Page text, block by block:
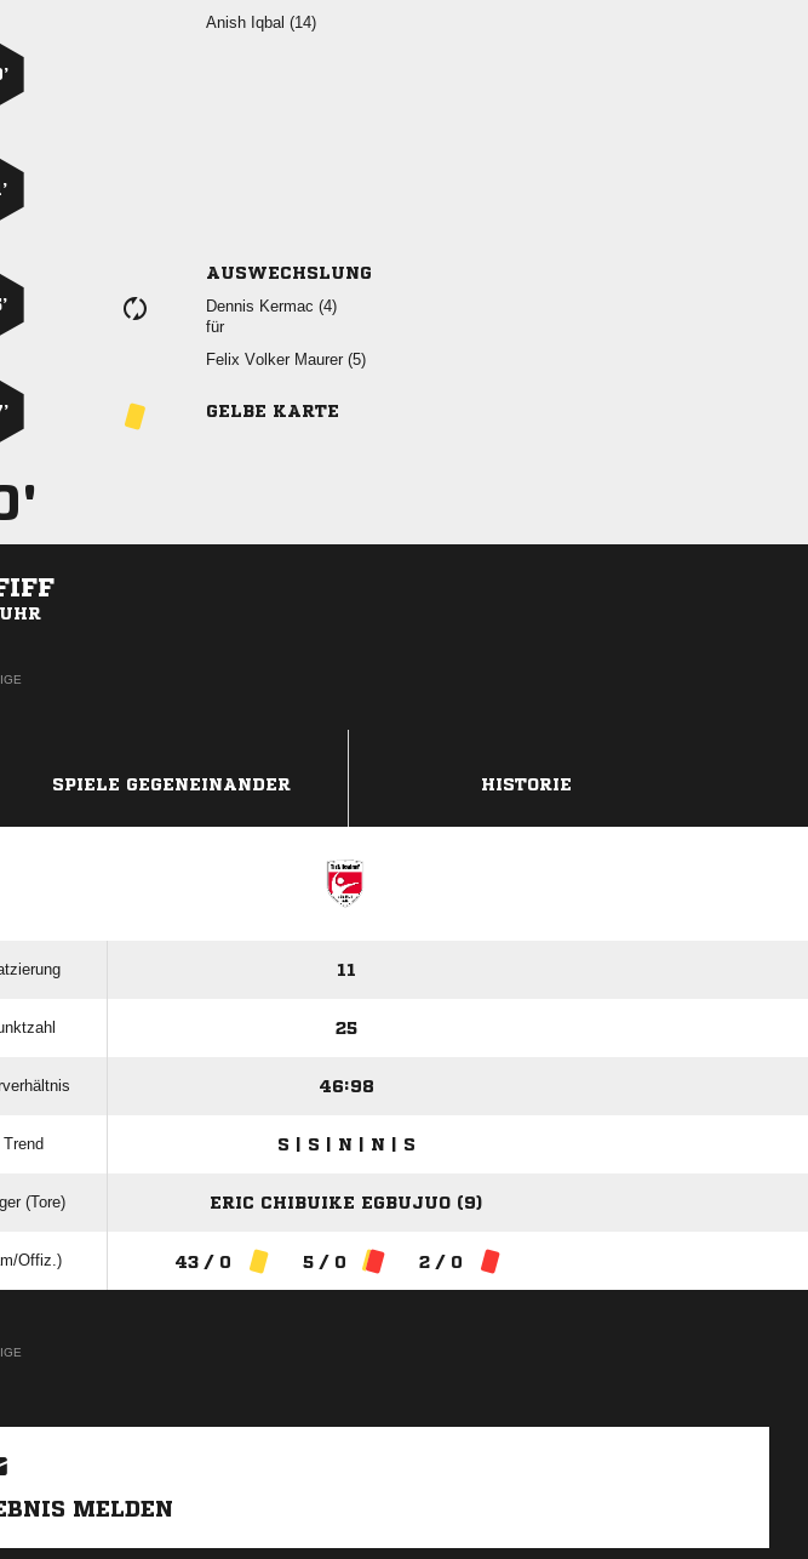
  
AUSWECHSLUNG
  
für
   
GELBE KARTE
SPIELE GEGENEINANDER HISTORIE
11
25
46:98
S | S | N | N | S
(Tore) ERIC CHIBUIKE EGBUJUO (9)
Offiz.) 43 / 0 5 / 0 2 / 0
MELDEN